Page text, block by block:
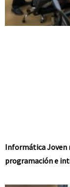
Informática Joven
programación e